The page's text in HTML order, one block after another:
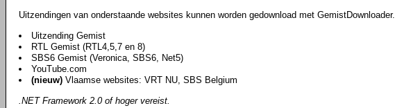
Uitzendingen van onderstaande websites kunnen worden gedownload met GemistDownloader.
Uitzending Gemist
RTL Gemist (RTL4,5,7 en 8)
SBS6 Gemist (Veronica, SBS6, Net5)
YouTube.com
(nieuw) Vlaamse websites: VRT NU, SBS Belgium
.NET Framework 2.0 of hoger vereist.